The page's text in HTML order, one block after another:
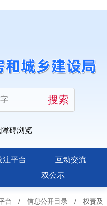
障碍浏览
注平台
互动交流
双公示
台 / 信息公开目录 /
权责及